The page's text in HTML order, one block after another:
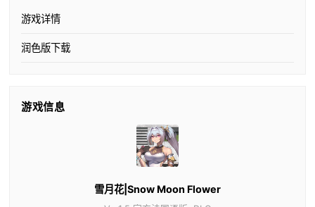
游戏详情
润色版下载
游戏信息
雪月花|Snow Moon Flower